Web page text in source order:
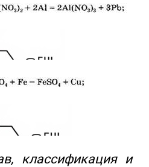
классификация и